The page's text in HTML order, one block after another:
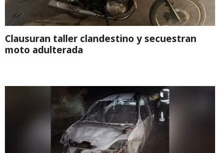
Clausuran taller clandestino y secuestran
moto adulterada